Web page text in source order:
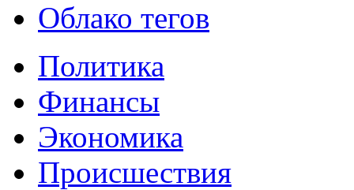
Облако тегов
Политика
Финансы
Экономика
Происшествия